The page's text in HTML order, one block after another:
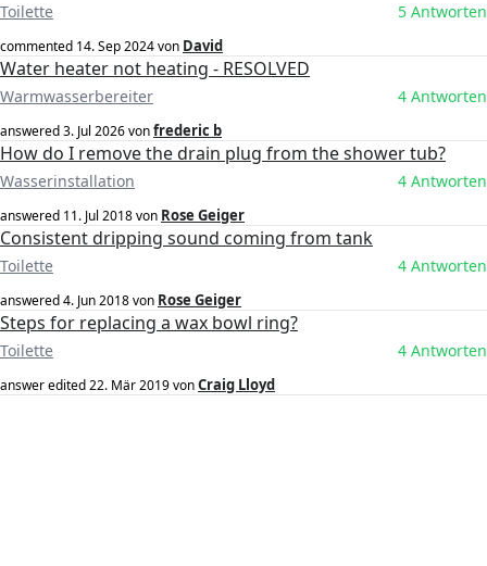
Toilette 5 Antworten
commented 14. Sep 2024von David
Water heater not heating - RESOLVED
Warmwasserbereiter 4 Antworten
answered3. Jul 2026vonfrederic b
How do I remove the drain plug from the shower tub?
Wasserinstallation 4 Antworten
answered 11. Jul 2018von Rose Geiger
Consistent dripping sound coming from tank
Toilette 4 Antworten
answered4. Jun 2018von Rose Geiger
Steps for replacing a wax bowl ring?
Toilette 4 Antworten
answer edited22. Mär 2019vonCraig Lloyd